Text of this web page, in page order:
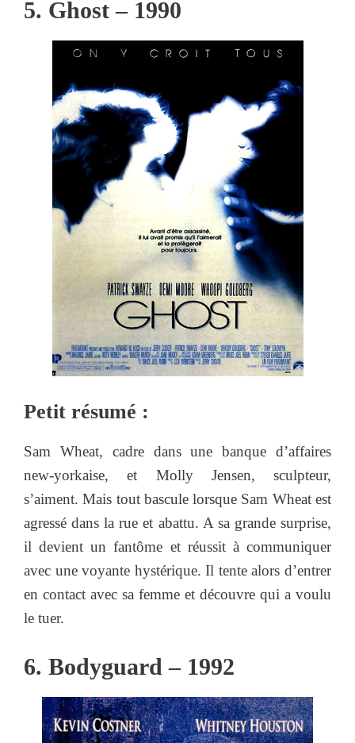
5. Ghost – 1990
Petit résumé :
Sam Wheat, cadre dans une banque d’affaires
new-yorkaise, et Molly Jensen, sculpteur,
s’aiment. Mais tout bascule lorsque Sam Wheat est
agressé dans la rue et abattu. A sa grande surprise,
il devient un fantôme et réussit à communiquer
avec une voyante hystérique. Il tente alors d’entrer
en contact avec sa femme et découvre qui a voulu
le tuer.
6. Bodyguard – 1992